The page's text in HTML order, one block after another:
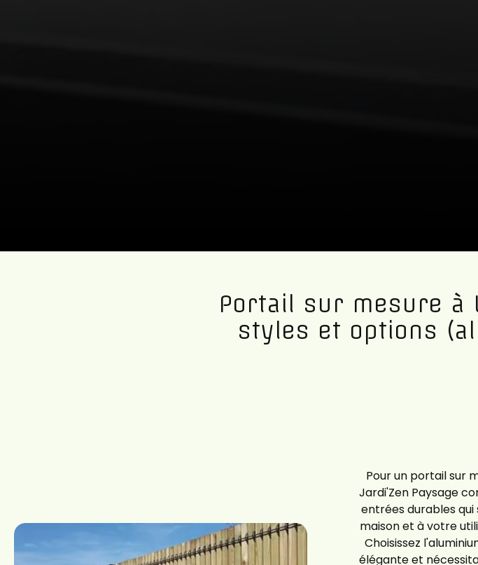
Portail sur mesure à
styles et options
Pour un portail sur
Jardi'Zen Paysage
entrées durables
maison et à votre
Choisissez
élégante et